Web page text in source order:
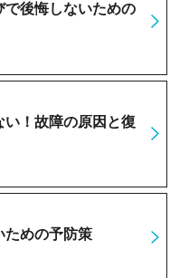
で後悔しないための
い！故障の原因と復
ための予防策